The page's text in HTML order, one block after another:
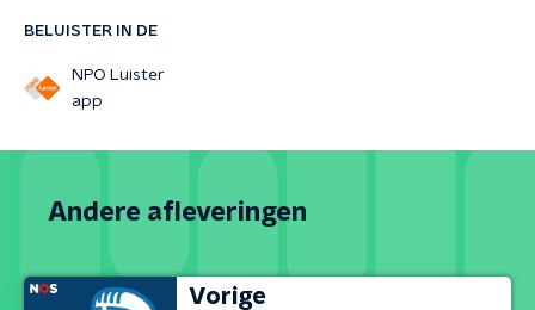
BELUISTER IN DE
NPO Luister
app
Andere afleveringen
Vorige